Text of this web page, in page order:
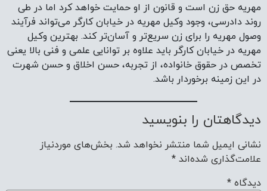
مهریه حق زن است و قانون از او حمایت خواهد کرد اما در طی
روند دادرسی، وجود وکیل مهریه در خیابان کارگر می‌تواند فرآیند
وصول مهریه را برای زن سریع‌تر و آسان‌تر کند. بهترین وکیل
مهریه در خیابان کارگر باید علاوه بر توانایی علمی و فنی بالا یعنی
تخصص در حقوق خانواده، از تجربه، حسن اخلاق و حسن شهرت
در این زمینه برخوردار باشد.
دیدگاهتان را بنویسید
نشانی ایمیل شما منتشر نخواهد شد. بخش‌های موردنیاز
علامت‌گذاری شده‌اند *
دیدگاه *